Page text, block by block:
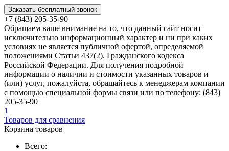
Заказать бесплатный звонок
+7 (843) 205-35-90
Обращаем ваше внимание на то, что данный сайт носит
исключительно информационный характер и ни при каких
условиях не является публичной офертой, определяемой
положениями Статьи 437(2). Гражданского кодекса
Российской Федерации. Для получения подробной
информации о наличии и стоимости указанных товаров и
(или) услуг, пожалуйста, обращайтесь к менеджерам компании
с помощью специальной формы связи или по телефону: (843)
205-35-90
1
Товаров для сравнения
Корзина товаров
Всего: